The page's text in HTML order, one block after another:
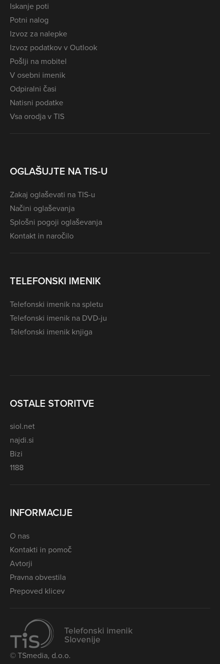
Iskanje poti
Potni nalog
Izvoz za nalepke
Izvoz podatkov v Outlook
Pošlji na mobitel
V osebni imenik
Odpiralni časi
Natisni podatke
Vsa orodja v TIS
OGLAŠUJTE NA TIS-U
Zakaj oglaševati na TIS-u
Načini oglaševanja
Splošni pogoji oglaševanja
Kontakt in naročilo
TELEFONSKI IMENIK
Telefonski imenik na spletu
Telefonski imenik na DVD-ju
Telefonski imenik knjiga
OSTALE STORITVE
siol.net
najdi.si
Bizi
1188
INFORMACIJE
O nas
Kontakti in pomoč
Avtorji
Pravna obvestila
Prepoved klicev
© TSmedia, d.o.o.